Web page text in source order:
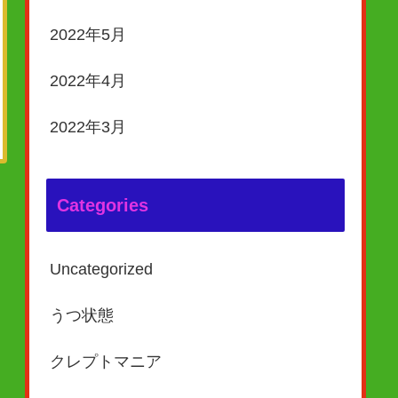
2022年5月
2022年4月
2022年3月
Categories
Uncategorized
うつ状態
クレプトマニア